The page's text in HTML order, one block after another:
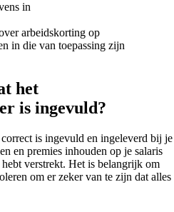
in
arbeidskorting op
in die van toepassing zijn
het
is ingevuld?
is ingevuld en ingeleverd bij je
en premies inhouden op je salaris
verstrekt. Het is belangrijk om
om er zeker van te zijn dat alles